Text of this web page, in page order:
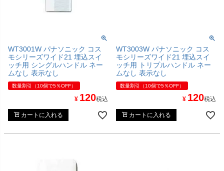
WT3001W パナソニック コス
モシリーズワイド21 埋込スイ
ッチ用 シングルハンドル ネー
ムなし 表示なし
数量割引（10個で5％OFF）
¥ 120税込
カートに入れる
WT3003W パナソニック コス
モシリーズワイド21 埋込スイ
ッチ用 トリプルハンドル ネー
ムなし 表示なし
数量割引（10個で5％OFF）
¥ 120税込
カートに入れる